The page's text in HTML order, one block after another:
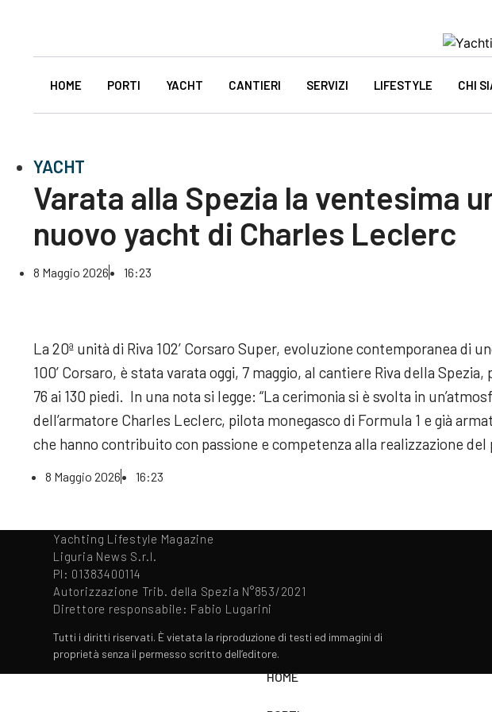
HOME PORTI YACHT CANTIERI SERVIZI LIFESTYLE CHI
YACHT
Varata alla Spezia la ventesima
nuovo yacht di Charles Leclerc
8 Maggio 2026 16:23
La 20ª unità di Riva 102’ Corsaro Super, evoluzione contemporanea di
100’ Corsaro, è stata varata oggi, 7 maggio, al cantiere Riva della
76 ai 130 piedi. In una nota si legge: “La cerimonia si è svolta in
dell’armatore Charles Leclerc, pilota monegasco di Formula 1 e già
che hanno contribuito con passione e competenza alla realizzazione del
8 Maggio 2026 16:23
Yachting Lifestyle Magazine
Liguria News S.r.l.
PI: 01383400114
Autorizzazione Trib. della Spezia N°853/2021
Direttore responsabile: Fabio Lugarini
Tutti i diritti riservati. È vietata la riproduzione di testi ed immagini di
proprietà senza il permesso scritto dell’editore.
HOME